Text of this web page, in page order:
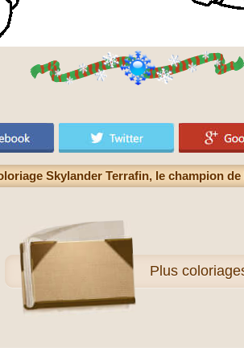
Skylander Terrafin, le champion
Plus